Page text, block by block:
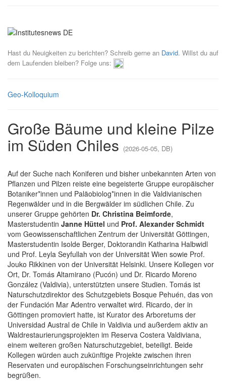
Hast du Neuigkeiten zu berichten? Schreib gerne an David. Willst du auf
dem Laufenden bleiben? Folge uns:
Geo-Kolloquium
Große Bäume und kleine Pilze
im Süden Chiles (2026-05-05, DB)
Auf der Suche nach Koniferen und bisher unbekannten Arten von
Pflanzen und Pilzen reiste eine begeisterte Gruppe europäischer
Botaniker*innen und Paläobiolog*innen in die Valdivianischen
Regenwälder und in die Bergwälder im südlichen Chile. Zu
unserer Gruppe gehörten Dr. Christina Beimforde,
Masterstudentin Janne Hüttel und Prof. Alexander Schmidt
vom Geowissenschaftlichen Zentrum der Universität Göttingen,
Masterstudentin Isolde Berger, Doktorandin Katharina Halbwidl
und Prof. Leyla Seyfullah von der Universität Wien sowie Prof.
Jouko Rikkinen von der Universität Helsinki. Unsere Kollegen vor
Ort, Dr. Tomás Altamirano (Pucón) und Dr. Ricardo Moreno
González (Valdivia), unterstützten unsere Studien. Tomás ist
Naturschutzdirektor des Schutzgebiets Bosque Pehuén, das von
der Fundación Mar Adentro verwaltet wird. Ricardo, der in
Göttingen promoviert hatte, ist Kurator des Arboretums der
Universidad Austral de Chile in Valdivia und außerdem aktiv an
Waldrestaurierungsprojekten im Reserva Costera Valdiviana,
einem weiteren großen Naturschutzgebiet, beteiligt. Beide
Kollegen würden auch zukünftige Projekte zwischen ihren
Reservaten und europäischen Forschungseinrichtungen sehr
begrüßen.